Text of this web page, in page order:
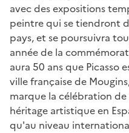
avec des expositions
peintre qui se tiendront
pays, et se poursuivra
année de la
aura 50 ans que Picasso
ville française de
marque la célébration
héritage artistique en
qu'au niveau